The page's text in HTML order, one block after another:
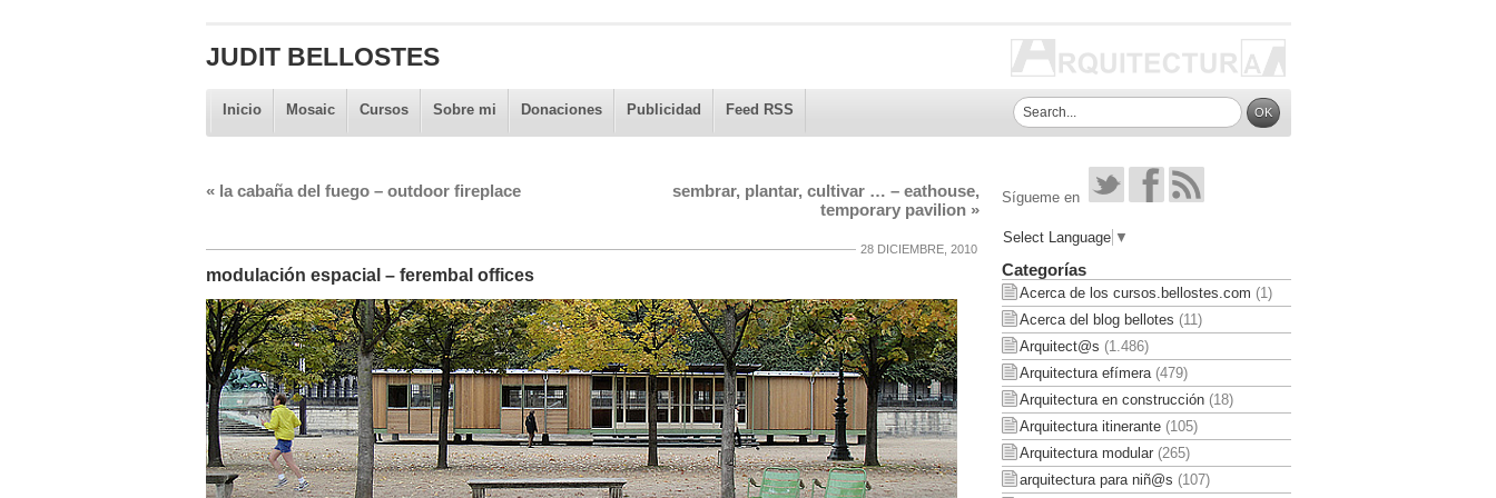
JUDIT BELLOSTES
Inicio Mosaic Cursos Sobre mi Donaciones Publicidad Feed RSS
«la cabaña del fuego – outdoor fireplace
sembrar, plantar, cultivar … – eathouse,
temporary pavilion »
28 DICIEMBRE, 2010
modulación espacial – ferembal offices
Sígueme en
Select Language ▼
Categorías
Acerca de los cursos.bellostes.com (1)
Acerca del blog bellotes (11)
Arquitect@s (1.486)
Arquitectura efímera(479)
Arquitectura en construcción(18)
Arquitectura itinerante(105)
Arquitectura modular(265)
arquitectura para niñ@s (107)